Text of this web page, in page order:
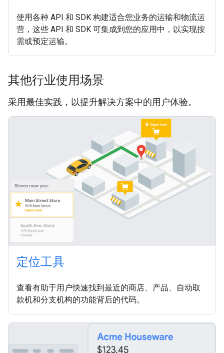
使用各种 API 和 SDK 构建适合您业务的运输和物流运
营，这些 API 和 SDK 可集成到您的应用中，以实现按
需或预定运输。
其他行业使用场景
采用最佳实践，以提升解决方案中的用户体验。
定位工具
查看有助于用户快速找到最近的商店、产品、自动取
款机和分支机构的功能背后的代码。